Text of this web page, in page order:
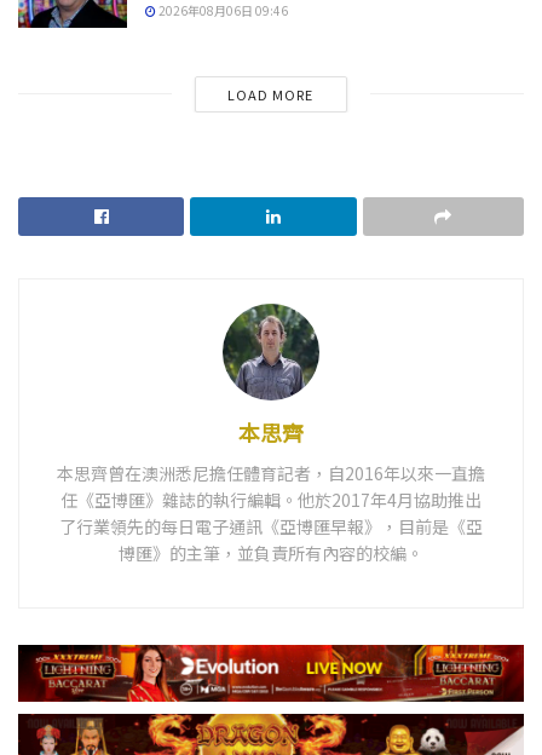
2026年08月06日 09:46
LOAD MORE
本思齊
本思齊曾在澳洲悉尼擔任體育記者，自2016年以來一直擔
任《亞博匯》雜誌的執行編輯。他於2017年4月協助推出
了行業領先的每日電子通訊《亞博匯早報》，目前是《亞
博匯》的主筆，並負責所有內容的校編。